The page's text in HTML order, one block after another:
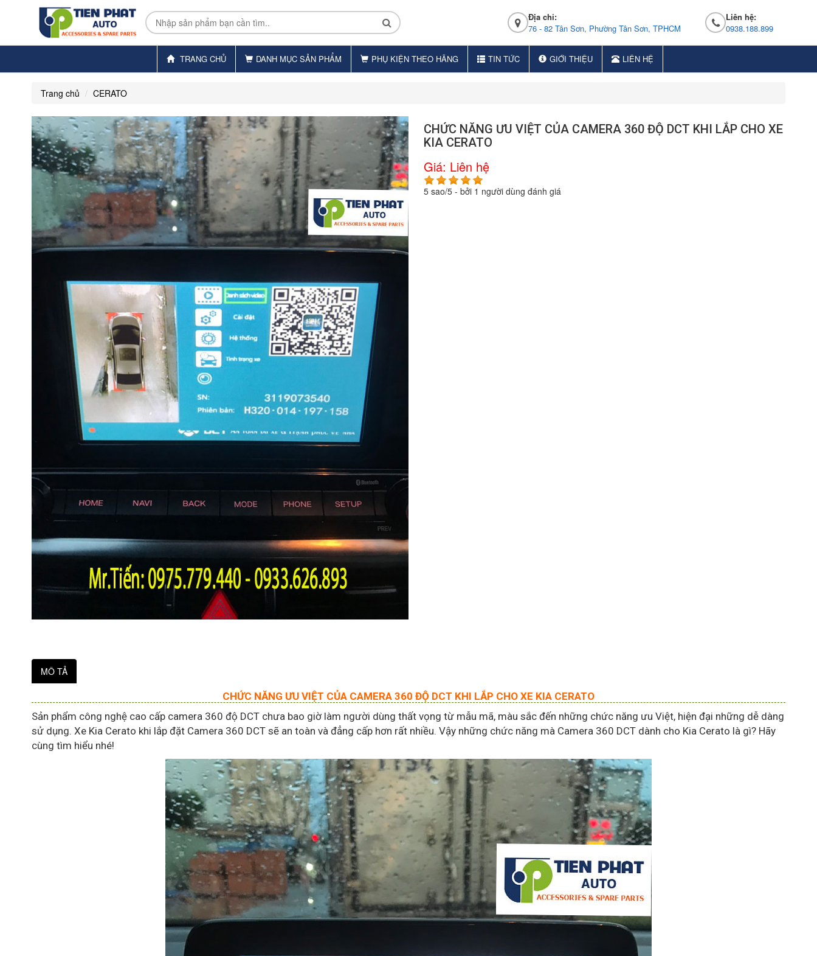
Địa chỉ:
76 - 82 Tân Sơn, Phường Tân Sơn, TPHCM
Liên hệ:
0938.188.899
TRANG CHỦ DANH MỤC SẢN PHẨM PHỤ KIỆN THEO HÃNG TIN TỨC GIỚI THIỆU LIÊN HỆ
Trang chủ CERATO
CHỨC NĂNG ƯU VIỆT CỦA CAMERA 360 ĐỘ DCT KHI LẮP CHO XE
KIA CERATO
Giá: Liên hệ
5sao/5- bởi 1 người dùng đánh giá
MÔ TẢ
CHỨC NĂNG ƯU VIỆT CỦA CAMERA 360 ĐỘ DCT KHI LẮP CHO XE KIA CERATO
Sản phẩm công nghệ cao cấp camera 360 độ DCT chưa bao giờ làm người dùng thất vọng từ mẫu mã, màu sắc đến những chức năng ưu Việt, hiện đại những dễ dàng
sử dụng. Xe Kia Cerato khi lắp đặt Camera 360 DCT sẽ an toàn và đẳng cấp hơn rất nhiều. Vậy những chức năng mà Camera 360 DCT dành cho Kia Cerato là gì? Hãy
cùng tìm hiểu nhé!